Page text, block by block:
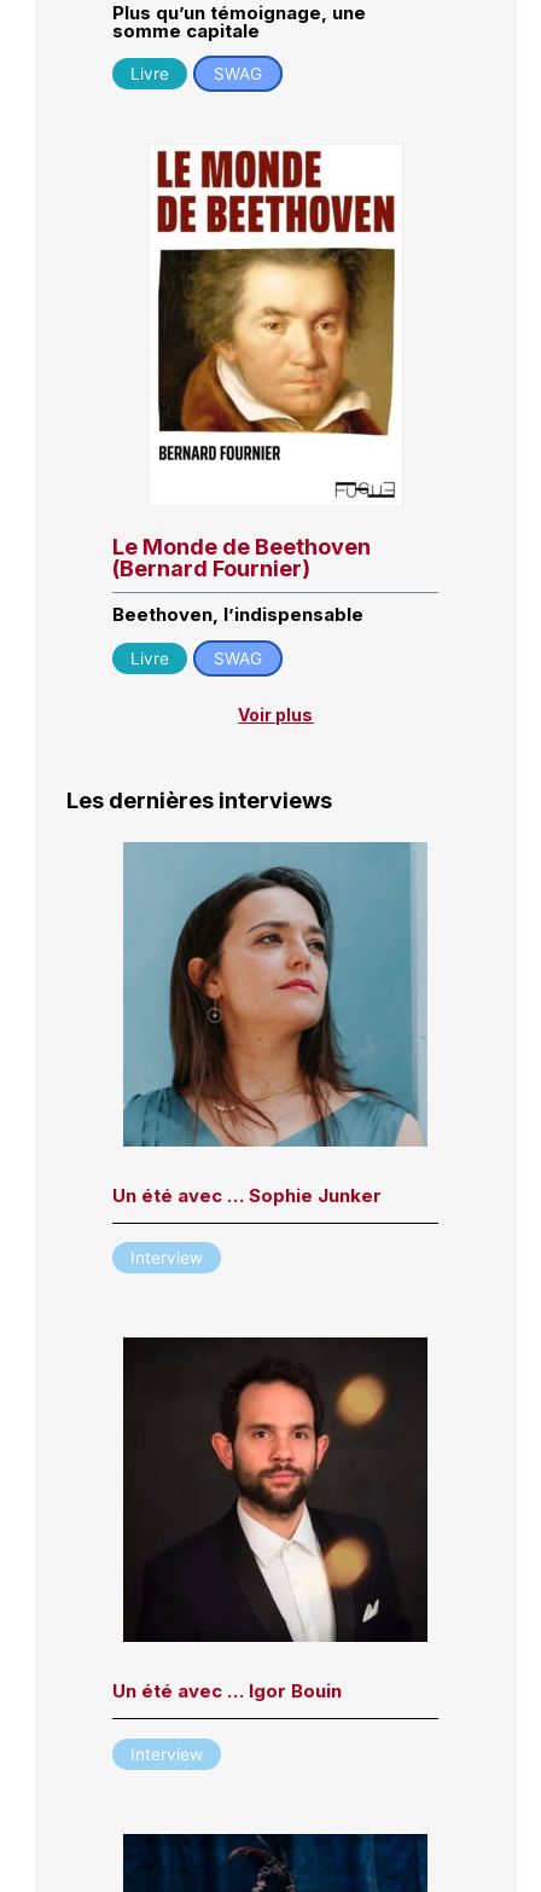
Plus qu’un témoignage, une
somme capitale
Livre SWAG
Le Monde de Beethoven
(Bernard Fournier)
Beethoven, l’indispensable
Livre SWAG
Voir plus
Les dernières interviews
Un été avec … Sophie Junker
Interview
Un été avec … Igor Bouin
Interview